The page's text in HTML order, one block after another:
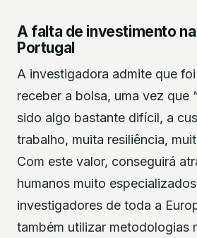
A falta de investimento
Portugal
A investigadora admite que
receber a bolsa, uma vez que
sido algo bastante difícil, a
trabalho, muita resiliência,
Com este valor, conseguirá
humanos muito
investigadores de toda a
também utilizar metodologias